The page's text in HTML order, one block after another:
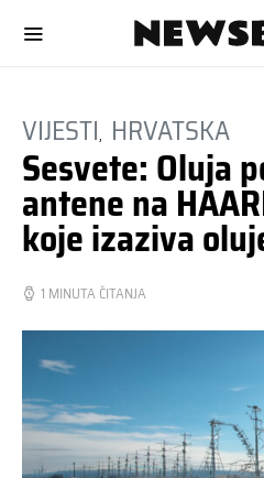
VIJESTI HRVATSKA
Sesvete: Oluja
antene na
koje izaziva
1 MINUTA ČITANJA